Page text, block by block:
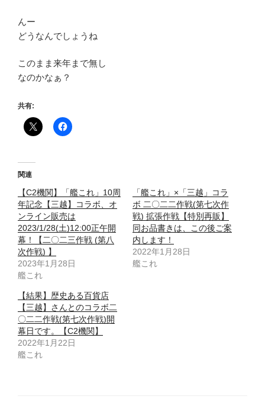
んー
どうなんでしょうね
このまま来年まで無し
なのかなぁ？
共有:
関連
【C2機関】「艦これ」10周
年記念【三越】コラボ、オ
ンライン販売は
2023/1/28(土)12:00正午開
幕！【二〇二三作戦 (第八
次作戦) 】
2023年1月28日
艦これ
「艦これ」×「三越」コラ
ボ 二〇二二作戦(第七次作
戦) 拡張作戦【特別再販】
同お品書きは、この後ご案
内します！
2022年1月28日
艦これ
【結果】歴史ある百貨店
【三越】さんとのコラボ二
〇二二作戦(第七次作戦)開
幕日です。【C2機関】
2022年1月22日
艦これ